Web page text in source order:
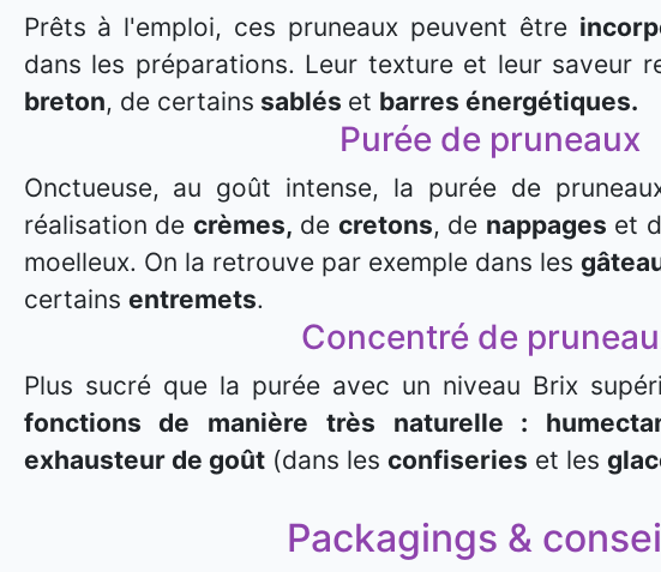
Prêts à l'emploi, ces pruneaux peuvent être
dans les préparations. Leur texture et leur saveur
breton, de certains sablés et barres énergétiques.
Purée de pruneaux
Onctueuse, au goût intense, la purée de
réalisation de crèmes, de cretons, de nappages et
moelleux. On la retrouve par exemple dans les
certains entremets.
Concentré de
Plus sucré que la purée avec un niveau Brix
fonctions de manière très naturelle :
exhausteur de goût(dans les confiseries et les
Packagings &